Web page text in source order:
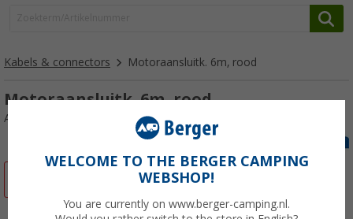
Kabels & connectors Motoraansluitk. 6m, rood
Motoraansluitk. 6m, rood
Artikelnr: 107583
WELCOME TO THE BERGER CAMPING
WEBSHOP!
You are currently on www.berger-camping.nl.